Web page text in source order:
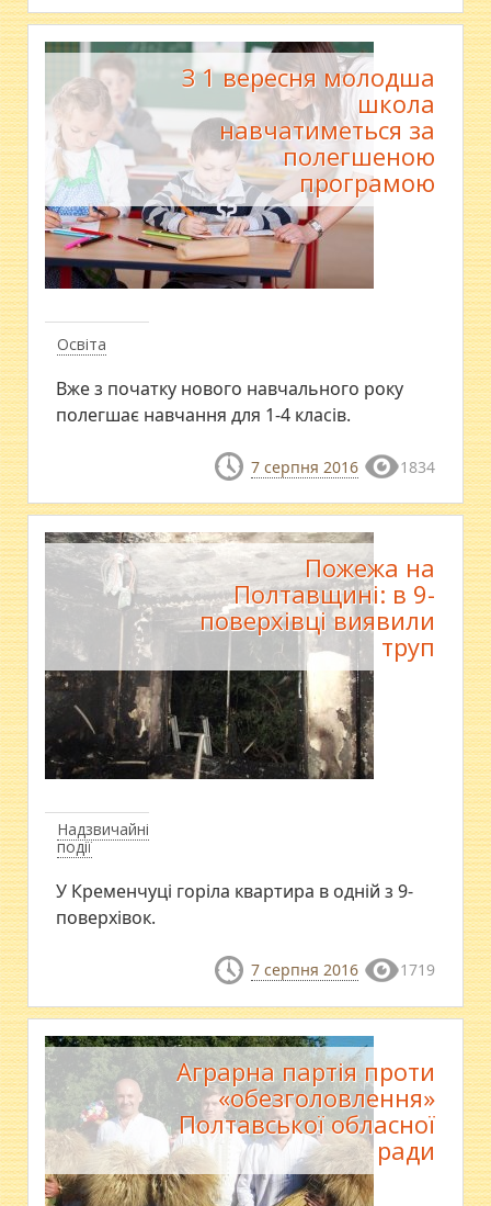
Освіта
З 1 вересня молодша
школа
навчатиметься за
полегшеною
програмою
Вже з початку нового навчального року
полегшає навчання для 1-4 класів.
7 серпня 2016 1834
Надзвичайні
події
Пожежа на
Полтавщині: в 9-
поверхівці виявили
труп
У Кременчуці горіла квартира в одній з 9-
поверхівок.
7 серпня 2016 1719
Аграрна партія проти
«обезголовлення»
Полтавської обласної
ради